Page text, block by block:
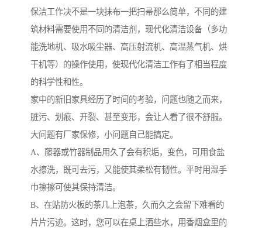
保洁工作决不是一块抹布一把扫帚那么简单，不同的建
筑材料需要使用不同的清洁剂，现代化清洁设备（多功
能洗地机、吸水吸尘器、高压射流机、高温蒸气机、烘
干机等）的操作使用，使现代化清洁工作有了相当程度
的科学性和性。
家中的新旧家具经历了时间的考验，问题也随之而来，
脏污、划痕、开裂、甚至变形，会让人看了很不舒服。
大问题有厂家保修，小问题自己能搞定。
A、藤器或竹器制品用久了会有积垢，变色，可用食盐
水擦洗，既可去污，又能使其柔松有韧性。平时用湿手
巾擦擦可使其保持清洁。
B、在贴防火板的茶几上泡茶，久而久之会留下难看的
片片污迹。这时，您可以在桌上洒些水，用香烟盒里的